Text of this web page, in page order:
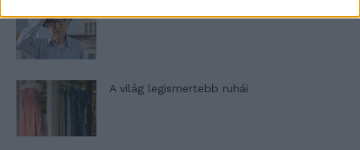
A világ legismertebb ruhái